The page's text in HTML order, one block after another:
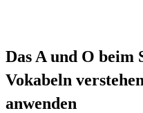
Das A und O beim
Vokabeln
anwenden